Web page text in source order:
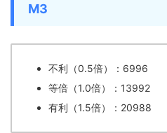
M3
不利（0.5倍）：6996
等倍（1.0倍）：13992
有利（1.5倍）：20988